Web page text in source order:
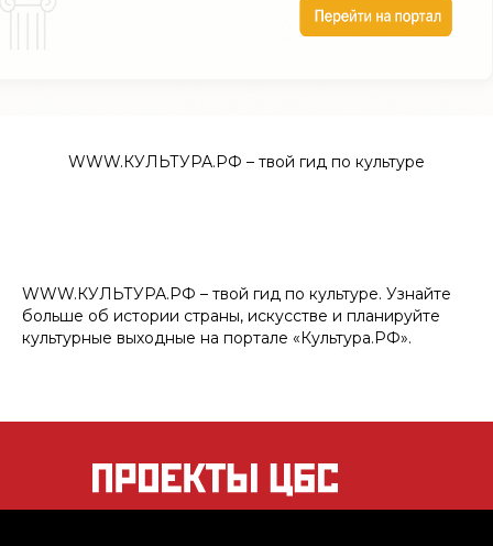
WWW.КУЛЬТУРА.РФ – твой гид по культуре
WWW.КУЛЬТУРА.РФ – твой гид по культуре. Узнайте
больше об истории страны, искусстве и планируйте
культурные выходные на портале «Культура.РФ».